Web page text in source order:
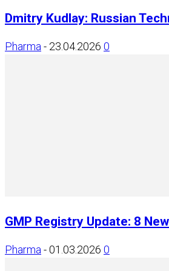
Dmitry Kudlay: Russian
Pharma - 23.04.2026 0
GMP Registry Update: 8
Pharma -01.03.2026 0